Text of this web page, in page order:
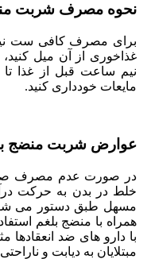
نحوه مصرف شربت
برای مصرف کافی ست
غذاخوری از آن میل
نیم ساعت قبل از غذا
مایعات خودداری کنید.
عوارض شربت منضج
در صورت عدم مصرف
خلط در بدن به حرکت
مسهل طبق دستور می
همراه با منضج بلغم
مبتلایان به دیابت و